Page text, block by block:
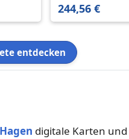
244,56 €
entdecken
digitale Karten